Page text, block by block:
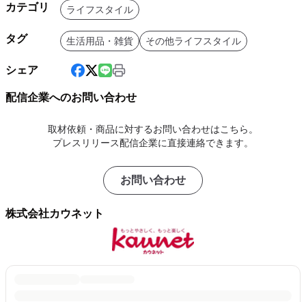
カテゴリ ライフスタイル
タグ 生活用品・雑貨 その他ライフスタイル
シェア
配信企業へのお問い合わせ
取材依頼・商品に対するお問い合わせはこちら。
プレスリリース配信企業に直接連絡できます。
お問い合わせ
株式会社カウネット